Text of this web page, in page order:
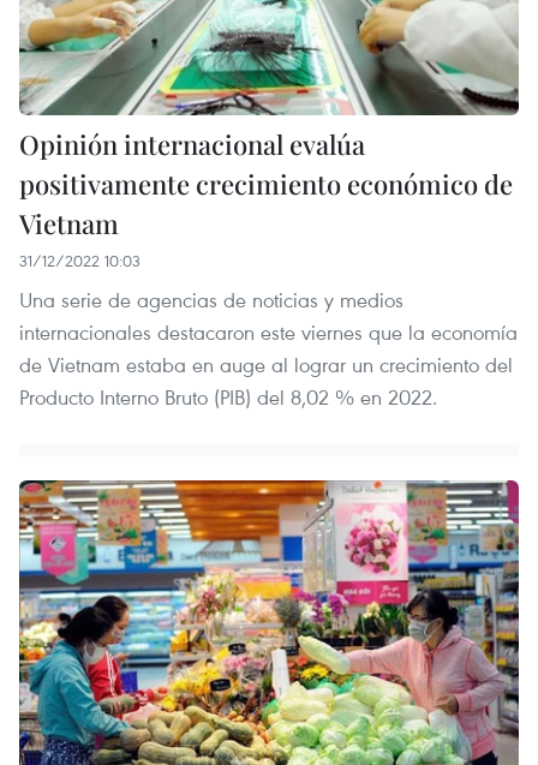
Opinión internacional evalúa
positivamente crecimiento económico de
Vietnam
31/12/2022 10:03
Una serie de agencias de noticias y medios
internacionales destacaron este viernes que la economía
de Vietnam estaba en auge al lograr un crecimiento del
Producto Interno Bruto (PIB) del 8,02 % en 2022.